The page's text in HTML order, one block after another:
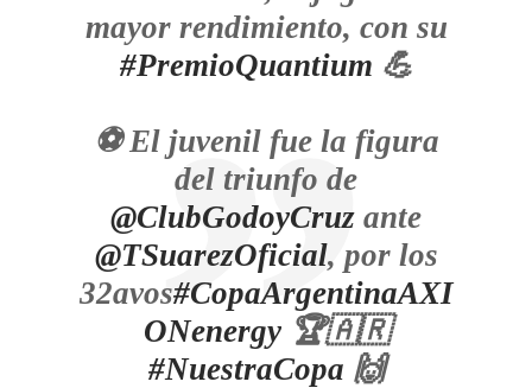
mayor rendimiento, con su
#PremioQuantium 💪
⚽ El juvenil fue la figura
del triunfo de
@ClubGodoyCruz ante
@TSuarezOficial, por los
32avos#CopaArgentinaAXI
ONenergy🏆🇦🇷
#NuestraCopa 🙌